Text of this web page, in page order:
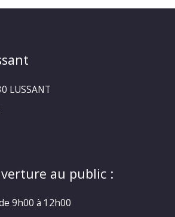
LUSSANT
au public :
9h00 à 12h00